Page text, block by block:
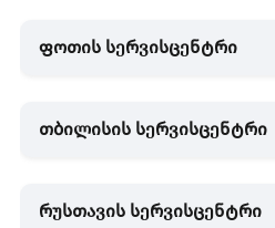
ინფორმაცია უფლებამოსილ პირზე
ფოთის სერვისცენტრი
თბილისის სერვისცენტრი
რუსთავის სერვისცენტრი